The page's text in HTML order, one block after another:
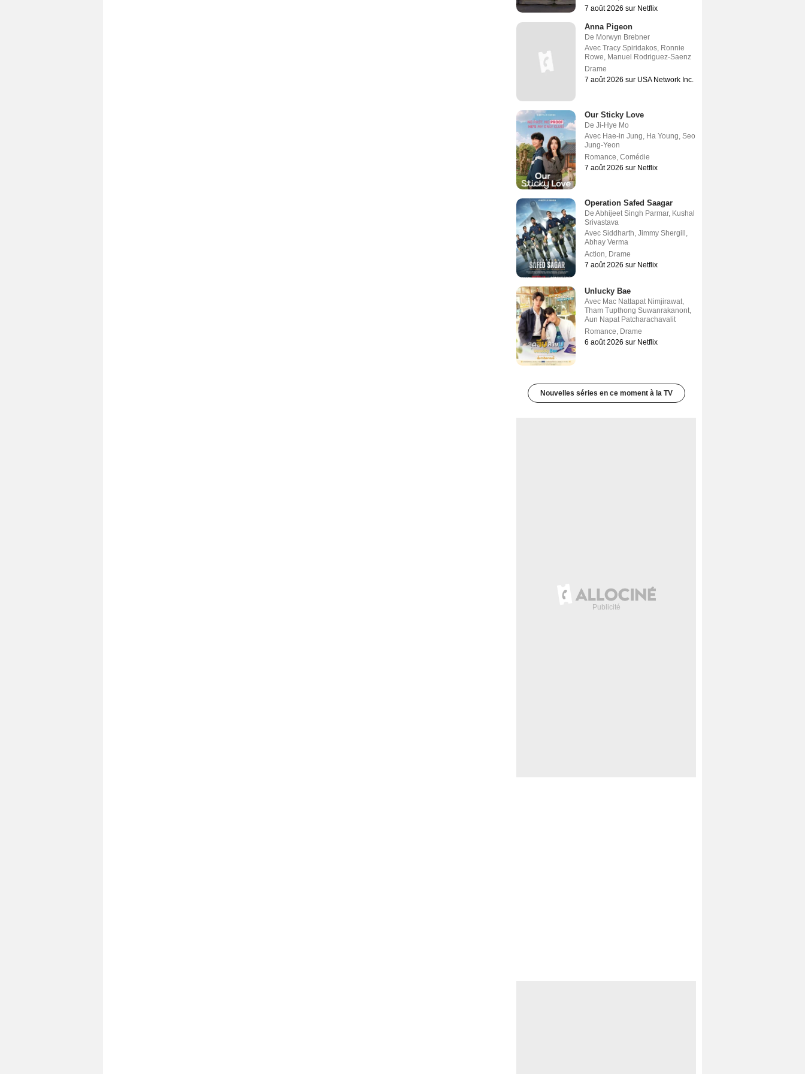
7 août 2026 sur Netflix
Anna Pigeon
De Morwyn Brebner
Avec Tracy Spiridakos, Ronnie
Rowe, Manuel Rodriguez-Saenz
Drame
7 août 2026 sur USA Network Inc.
Our Sticky Love
De Ji-Hye Mo
Avec Hae-in Jung, Ha Young, Seo
Jung-Yeon
Romance, Comédie
7 août 2026 sur Netflix
Operation Safed Saagar
De Abhijeet Singh Parmar, Kushal
Srivastava
Avec Siddharth, Jimmy Shergill ,
Abhay Verma
Action, Drame
7 août 2026 sur Netflix
Unlucky Bae
Avec Mac Nattapat Nimjirawat,
Tham Tupthong Suwanrakanont,
Aun Napat Patcharachavalit
Romance, Drame
6 août 2026 sur Netflix
Nouvelles séries en ce moment à la TV